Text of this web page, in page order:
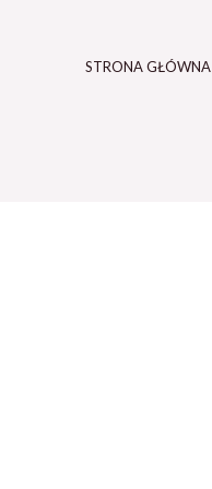
STRONA GŁÓWNA